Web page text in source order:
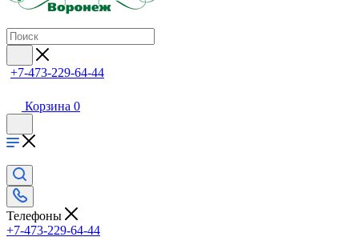
+7-473-229-64-44
Корзина 0
Телефоны
+7-473-229-64-44